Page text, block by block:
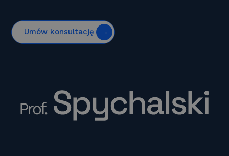
Umów konsultację